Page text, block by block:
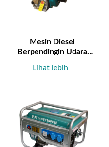
Mesin Diesel
Berpendingin Udara
Lihat lebih